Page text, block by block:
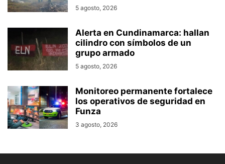
5 agosto, 2026
Alerta en Cundinamarca: hallan
cilindro con símbolos de un
grupo armado
5 agosto, 2026
Monitoreo permanente fortalece
los operativos de seguridad en
Funza
3 agosto, 2026